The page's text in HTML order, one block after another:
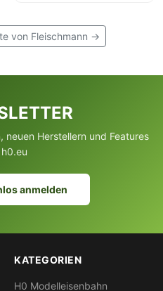
von Fleischmann →
neuen Herstellern und Features
anmelden
KATEGORIEN
H0 Modelleisenbahn